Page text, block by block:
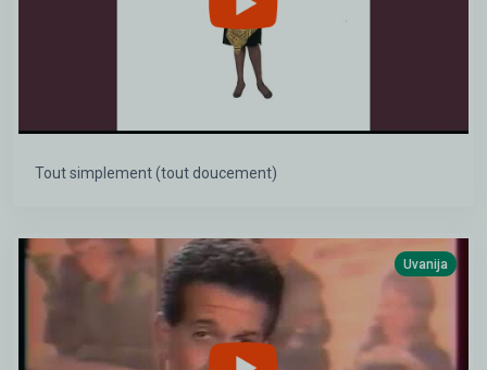
Tout simplement (tout doucement)
Uvanija